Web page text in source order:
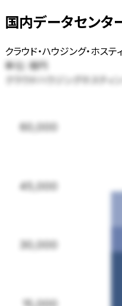
国内データセン
クラウド・ハウジング・ホ
単位:億円
クラウドハウジングホスティ
30,000
45,000
60,000